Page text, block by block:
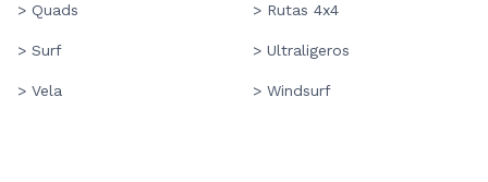
> Quads > Rutas 4x4
> Surf > Ultraligeros
> Vela > Windsurf